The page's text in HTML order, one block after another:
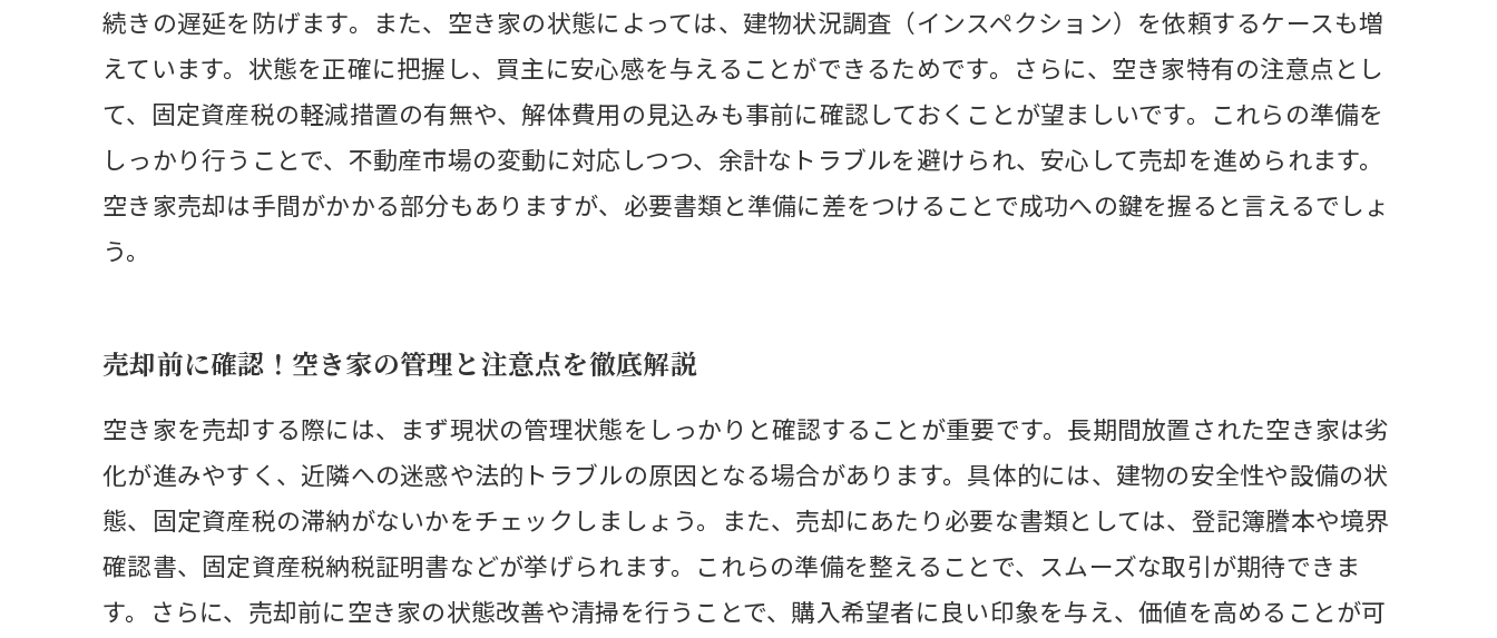
続きの遅延を防げます。また、空き家の状態によっては、建物状況調査（インスペクション）を依頼するケースも増
えています。状態を正確に把握し、買主に安心感を与えることができるためです。さらに、空き家特有の注意点とし
て、固定資産税の軽減措置の有無や、解体費用の見込みも事前に確認しておくことが望ましいです。これらの準備を
しっかり行うことで、不動産市場の変動に対応しつつ、余計なトラブルを避けられ、安心して売却を進められます。
空き家売却は手間がかかる部分もありますが、必要書類と準備に差をつけることで成功への鍵を握ると言えるでしょ
う。
売却前に確認！空き家の管理と注意点を徹底解説
空き家を売却する際には、まず現状の管理状態をしっかりと確認することが重要です。長期間放置された空き家は劣
化が進みやすく、近隣への迷惑や法的トラブルの原因となる場合があります。具体的には、建物の安全性や設備の状
態、固定資産税の滞納がないかをチェックしましょう。また、売却にあたり必要な書類としては、登記簿謄本や境界
確認書、固定資産税納税証明書などが挙げられます。これらの準備を整えることで、スムーズな取引が期待できま
す。さらに、売却前に空き家の状態改善や清掃を行うことで、購入希望者に良い印象を与え、価値を高めることが可